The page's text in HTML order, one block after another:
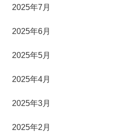
2025年7月
2025年6月
2025年5月
2025年4月
2025年3月
2025年2月